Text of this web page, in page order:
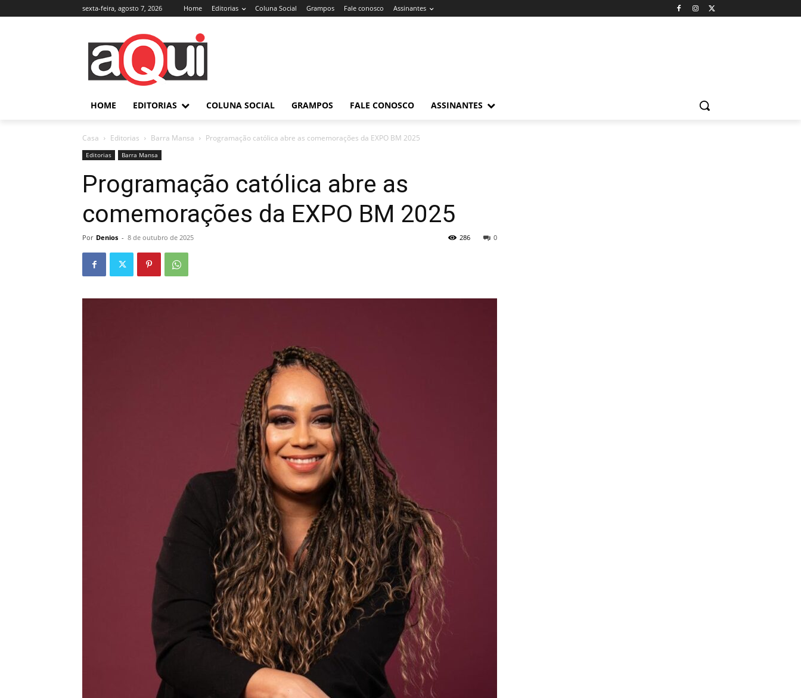
sexta-feira, agosto 7, 2026 Home Editorias Coluna Social Grampos Fale conosco Assinantes
HOME EDITORIAS COLUNA SOCIAL GRAMPOS FALE CONOSCO ASSINANTES
Casa Editorias Barra Mansa Programação católica abre as comemorações da EXPO BM 2025
Editorias Barra Mansa
Programação católica abre as
comemorações da EXPO BM 2025
Por Denios - 8 de outubro de 2025 0
286